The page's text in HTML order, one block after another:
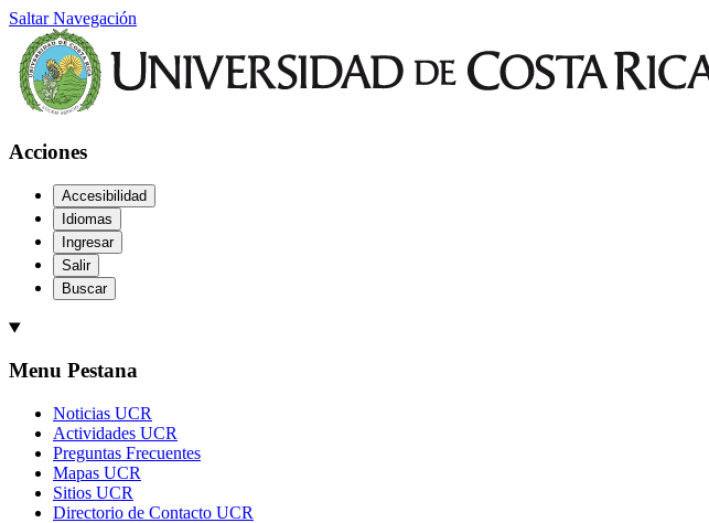
Saltar Navegación
Acciones
Accesibilidad
Idiomas
Ingresar
Salir
Buscar
Menu Pestana
Noticias UCR
Actividades UCR
Preguntas Frecuentes
Mapas UCR
Sitios UCR
Directorio de Contacto UCR